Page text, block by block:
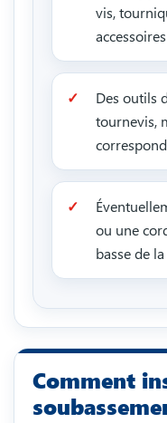
vis,
Des outils
tournevis,
ou une
basse de
Comment